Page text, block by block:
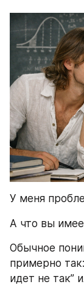
У меня
А что вы
Обычное
примерно
идет не так”